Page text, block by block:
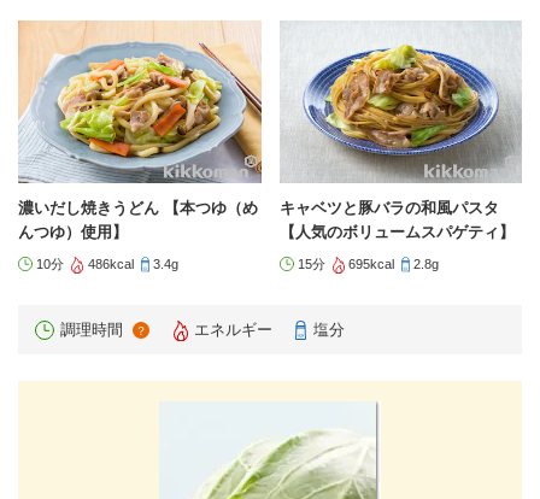
濃いだし焼きうどん 【本つゆ（め
んつゆ）使用】
10分 486kcal 3.4g
キャベツと豚バラの和風パスタ
【人気のボリュームスパゲティ】
15分 695kcal 2.8g
調理時間 ？ エネルギー 塩分